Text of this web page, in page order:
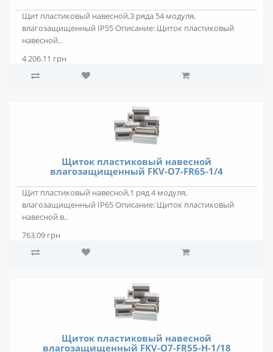
Щит пластиковый навесной,3 ряда 54 модуля,
влагозащищенный IP55 Описание: Щиток пластиковый
навесной..
4 206.11 грн
Щиток пластиковый навесной
влагозащищенный FKV-O7-FR65-1/4
Щит пластиковый навесной,1 ряд 4 модуля,
влагозащищенный IP65 Описание: Щиток пластиковый
навесной в..
763.09 грн
Щиток пластиковый навесной
влагозащищенный FKV-O7-FR55-H-1/18